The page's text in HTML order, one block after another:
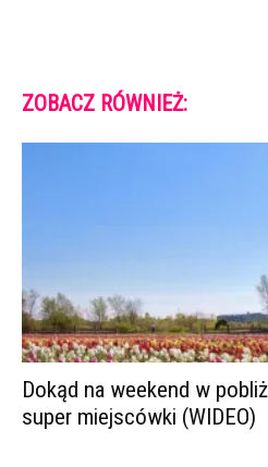
ZOBACZ RÓWNIEŻ:
Dokąd na weekend w
super miejscówki (WIDEO)